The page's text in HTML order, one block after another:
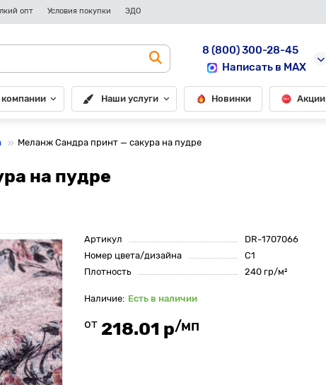
опт Условия покупки ЭДО
8 (800) 300-28-45
Написать в MAX
Наши услуги Новинки Акции
Меланж Сандра принт — сакура на пудре
на пудре
Артикул
DR-1707066
Номер цвета/дизайна
С1
Плотность
240 гр/м²
Есть в наличии
от 218.01 р/мп